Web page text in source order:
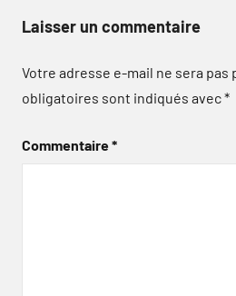
Laisser un commentaire
Votre adresse e-mail ne sera pas
obligatoires sont indiqués avec*
Commentaire*